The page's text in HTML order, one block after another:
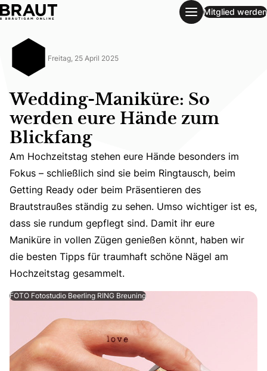
Wedding-Maniküre: So werden eure Hände zum Blickfang
Mitglied werden
Freitag, 25 April 2025
Wedding-Maniküre: So
werden eure Hände zum
Blickfang
Am Hochzeitstag stehen eure Hände besonders im
Am Hochzeitstag stehen eure Hände besonders im
Fokus – schließlich sind sie beim Ringtausch, beim
Getting Ready oder beim Präsentieren des
Brautstraußes ständig zu sehen. Umso wichtiger ist es,
dass sie rundum gepflegt sind. Damit ihr eure
Maniküre in vollen Zügen genießen könnt, haben wir
die besten Tipps für traumhaft schöne Nägel am
Hochzeitstag gesammelt.
FOTO Fotostudio Beerling RING Breuning